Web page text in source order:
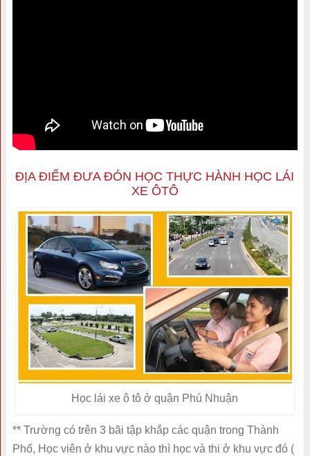
ĐỊA ĐIỂM ĐƯA ĐÓN HỌC THỰC HÀNH HỌC LÁI
XE ÔTÔ
Học lái xe ô tô ở quận Phú Nhuận
** Trường có trên 3 bãi tập khắp các quận trong Thành
Phố, Học viên ở khu vực nào thì học và thi ở khu vực đó (